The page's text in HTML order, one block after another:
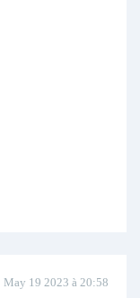
May 19 2023 à 20:58